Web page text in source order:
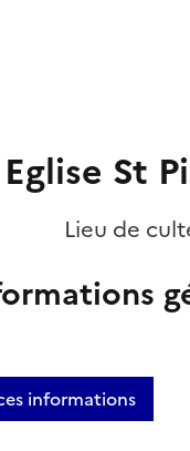
Eglise St
Lieu de
informations